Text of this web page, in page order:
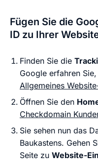
Fügen Sie die
ID zu Ihrer
Finden Sie die
Google erfahren
Allgemeines
Öffnen Sie den
Checkdomain
Sie sehen nun das
Baukastens. Gehen
Seite zu Website-